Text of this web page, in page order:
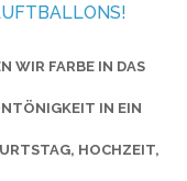
WIR FARBE IN DAS
IN EIN
HOCHZEIT,